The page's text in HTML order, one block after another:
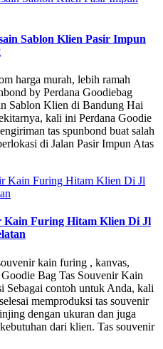
Sablon Klien Pasir Impun
harga murah, lebih ramah
by Perdana Goodiebag
Sablon Klien di Bandung Hai
kali ini Perdana Goodie
tas spunbond buat salah
di Jalan Pasir Impun Atas
Kain Furing Hitam Klien Di Jl
kain furing , kanvas,
Bag Tas Souvenir Kain
Sebagai contoh untuk Anda, kali
memproduksi tas souvenir
dengan ukuran dan juga
dari klien. Tas souvenir